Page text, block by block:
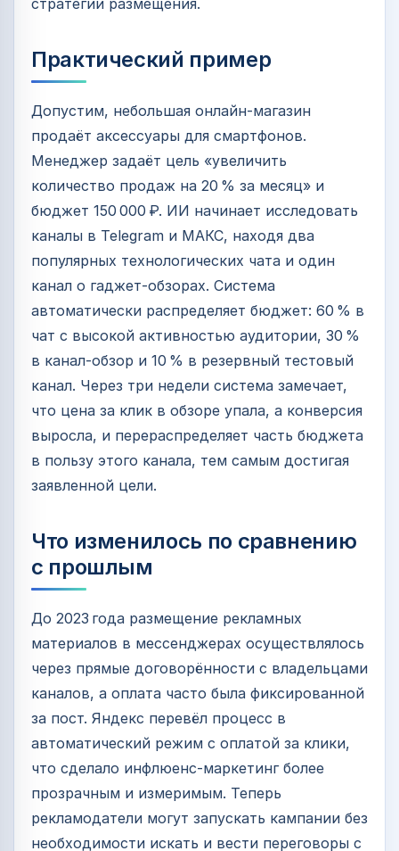
стратегии размещения.
Практический пример
Допустим, небольшая онлайн‑магазин
продаёт аксессуары для смартфонов.
Менеджер задаёт цель «увеличить
количество продаж на 20 % за месяц» и
бюджет 150 000 ₽. ИИ начинает исследовать
каналы в Telegram и МАКС, находя два
популярных технологических чата и один
канал о гаджет‑обзорах. Система
автоматически распределяет бюджет: 60 % в
чат с высокой активностью аудитории, 30 %
в канал‑обзор и 10 % в резервный тестовый
канал. Через три недели система замечает,
что цена за клик в обзоре упала, а конверсия
выросла, и перераспределяет часть бюджета
в пользу этого канала, тем самым достигая
заявленной цели.
Что изменилось по сравнению
с прошлым
До 2023 года размещение рекламных
материалов в мессенджерах осуществлялось
через прямые договорённости с владельцами
каналов, а оплата часто была фиксированной
за пост. Яндекс перевёл процесс в
автоматический режим с оплатой за клики,
что сделало инфлюенс‑маркетинг более
прозрачным и измеримым. Теперь
рекламодатели могут запускать кампании без
необходимости искать и вести переговоры с